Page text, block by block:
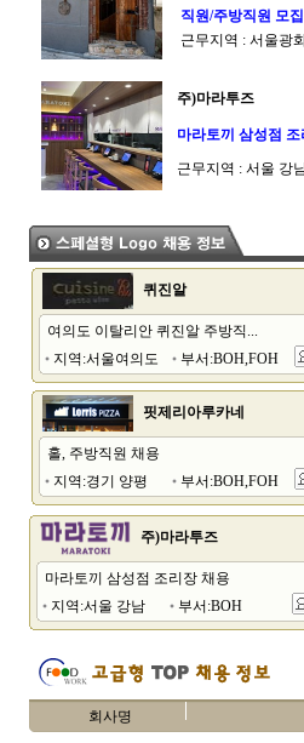
직원/주방직원 모집
근무지역 : 서울광
주)마라투즈
마라토끼 삼성점
근무지역 : 서울 강
퀴진알
여의도 이탈리안 퀴진알 주방직...
지역:서울여의도
부서:BOH,FOH
핏제리아루카네
홀, 주방직원 채용
지역:경기 양평
부서:BOH,FOH
주)마라투즈
마라토끼 삼성점 조리장 채용
지역:서울 강남
부서:BOH
회사명